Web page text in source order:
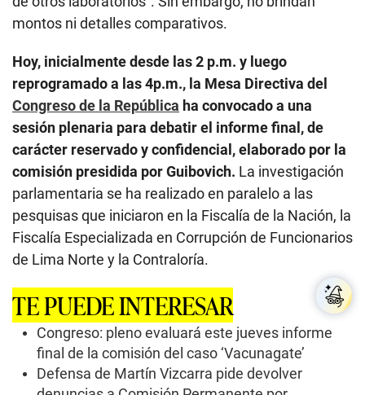
montos ni detalles comparativos.
Hoy, inicialmente desde las 2 p.m. y luego
reprogramado a las 4p.m., la Mesa Directiva del
Congreso de la República ha convocado a una
sesión plenaria para debatir el informe final, de
carácter reservado y confidencial, elaborado por la
comisión presidida por Guibovich. La investigación
parlamentaria se ha realizado en paralelo a las
pesquisas que iniciaron en la Fiscalía de la Nación, la
Fiscalía Especializada en Corrupción de Funcionarios
de Lima Norte y la Contraloría.
TE PUEDE INTERESAR
Congreso: pleno evaluará este jueves informe
final de la comisión del caso ‘Vacunagate’
Defensa de Martín Vizcarra pide devolver